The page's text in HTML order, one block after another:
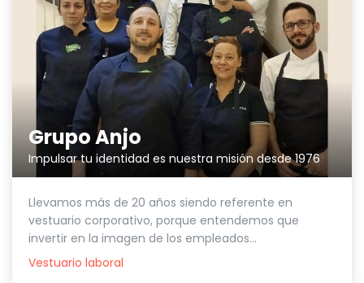
Grupo Anjo
Impulsar tu identidad es nuestra misión desde 1976
Llevamos más de 20 años siendo referente en
vestuario corporativo, porque entendemos que
invertir en la imagen de los empleados...
Vestuario laboral